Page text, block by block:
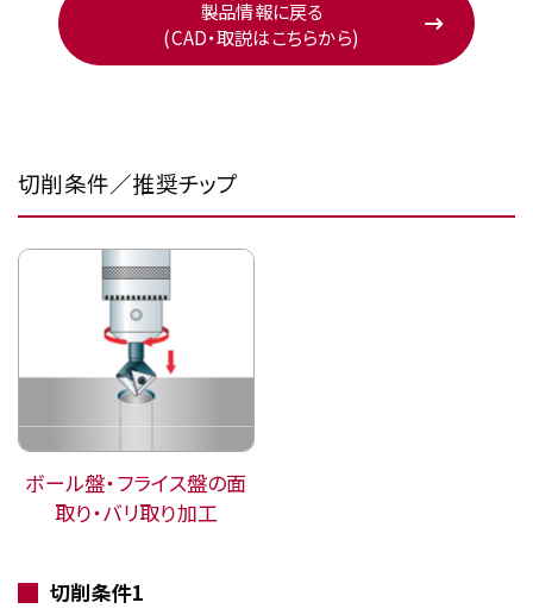
製品情報に戻る
(CAD・取説はこちらから)
切削条件／推奨チップ
ボール盤・フライス盤の面
取り・バリ取り加工
切削条件1